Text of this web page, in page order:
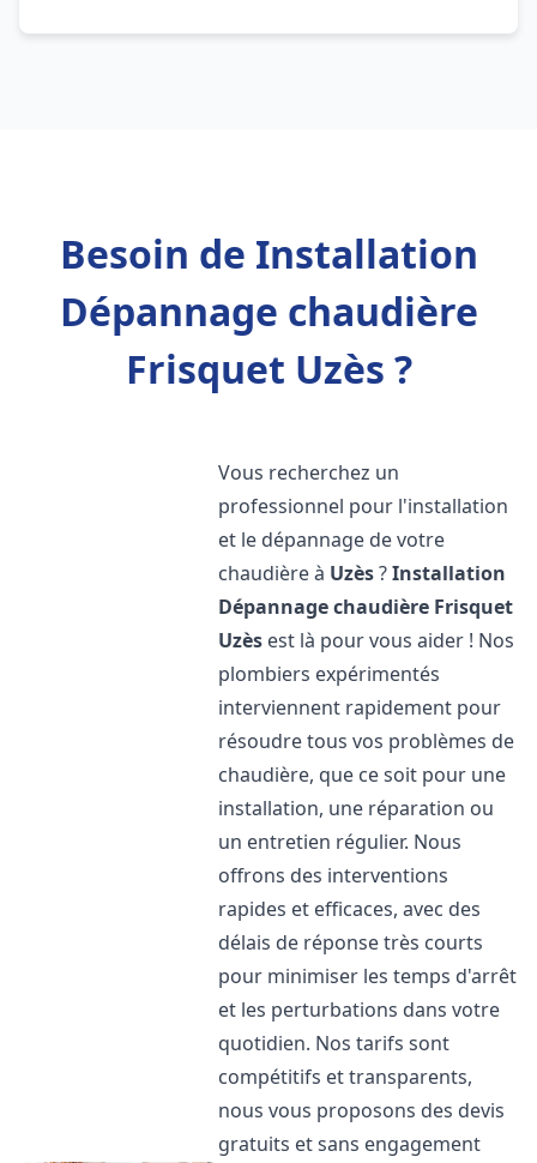
Besoin de Installation
Dépannage chaudière
Frisquet Uzès ?
Vous recherchez un
professionnel pour l'installation
et le dépannage de votre
chaudière à Uzès?Installation
Dépannage chaudière Frisquet
Uzès est là pour vous aider ! Nos
plombiers expérimentés
interviennent rapidement pour
résoudre tous vos problèmes de
chaudière, que ce soit pour une
installation, une réparation ou
un entretien régulier. Nous
offrons des interventions
rapides et efficaces, avec des
délais de réponse très courts
pour minimiser les temps d'arrêt
et les perturbations dans votre
quotidien. Nos tarifs sont
compétitifs et transparents,
nous vous proposons des devis
gratuits et sans engagement